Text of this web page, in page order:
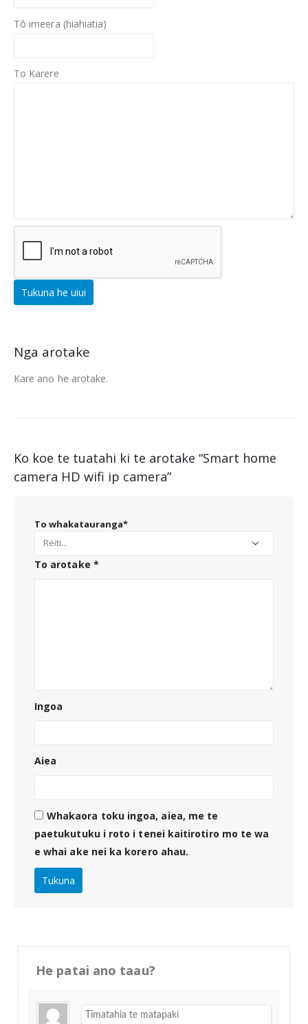
Tō imeera (hiahiatia)
To Karere
Nga arotake
Kare ano he arotake.
Ko koe te tuatahi ki te arotake “Smart home
camera HD wifi ip camera”
To whakatauranga*
To arotake *
Ingoa
Aiea
Whakaora toku ingoa, aiea, me te
paetukutuku i roto i tenei kaitirotiro mo te wa
e whai ake nei ka korero ahau.
He patai ano taau?